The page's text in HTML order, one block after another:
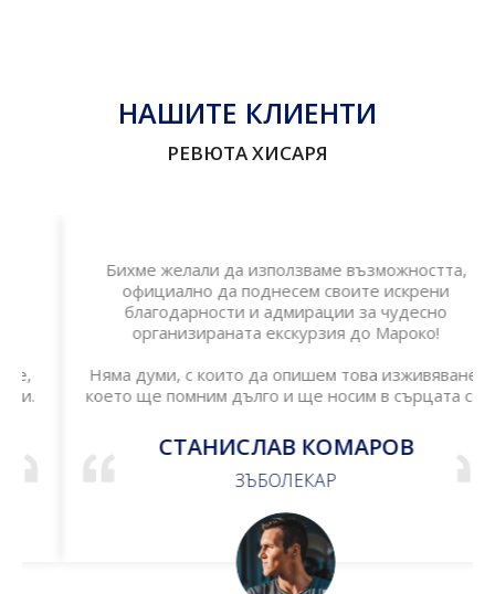
НАШИТЕ КЛИЕНТИ
РЕВЮТА ХИСАРЯ
Бихме желали да използваме възможността,
официално да поднесем своите искрени
благодарности и адмирации за чудесно
организираната екскурзия до Мароко!
Няма думи, с които да опишем това изживяване,
което ще помним дълго и ще носим в сърцата си.
СТАНИСЛАВ КОМАРОВ
ЗЪБОЛЕКАР